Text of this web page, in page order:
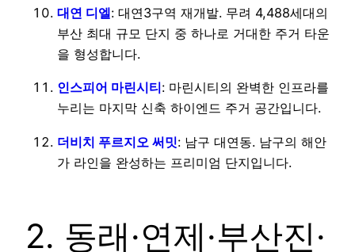
대연 디엘: 대연3구역 재개발. 무려 4,488세대의
부산 최대 규모 단지 중 하나로 거대한 주거 타운
을 형성합니다.
인스피어 마린시티: 마린시티의 완벽한 인프라를
누리는 마지막 신축 하이엔드 주거 공간입니다.
더비치 푸르지오 써밋: 남구 대연동. 남구의 해안
가 라인을 완성하는 프리미엄 단지입니다.
2. 동래·연제·부산진·